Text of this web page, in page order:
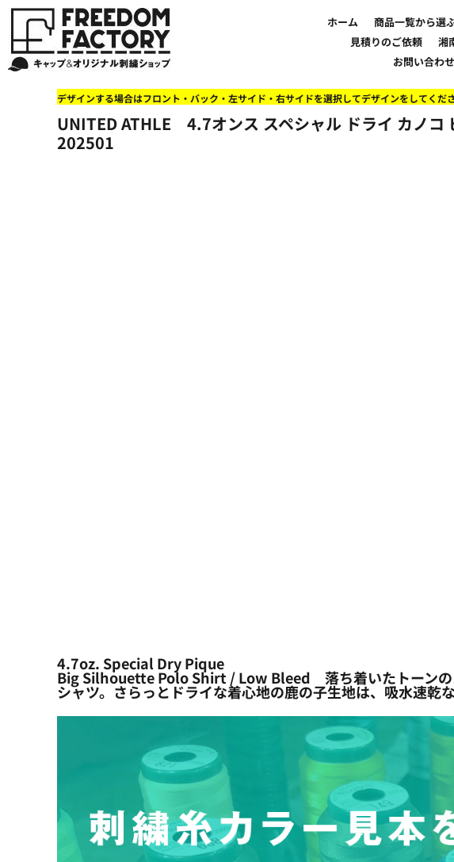
ホーム 商品一覧から選
見積りのご依頼
湘
お問い合わせ
デザインする場合はフロント・バック・左サイド・右サイドを選択してデザインをしてくだ
UNITED ATHLE 4.7オンス スペシャル ドライ カノコ
202501
4.7oz. Special Dry Pique
Big Silhouette Polo Shirt / Low Bleed 落ち着いたトーンの
シャツ。さらっとドライな着心地の鹿の子生地は、吸水速乾
ホーム
商品一覧から選ぶ
商品一覧から選ぶ
オーダー方法
オーダー方法
刺繍価格送料について
新着おすすめ商品
セール
NEW ERA BLANK CAP(ニューエラ 無地キャップ）
FLEXFIT/YUPOONG（フレックスフィット/ユーポン 無地キャップ）
その他ブランドブランク無地キャップ
イベント向け低価格商品ミニマム10個以上の発注
オリジナル刺繍をオーダー
文字でデザインする場合
お客様のデザインをアップロードする場合
ネットで購入した方で再注文したい方へ
Q&A 質問と回答参考事例
ショップにお任せの方
【帽子】刺繍価格について
【アパレル】刺繍価格について
送料について
オリジナル刺繍製作事例
オリジナル刺繍価格参考事例
バッグやTシャツにも刺繍可能
59FIFTYとは?
ユーポン/フレックスフィットとは
ユナイテッドアスレ取り扱い開始!
キャラクターワッペン販売中!
オリジナルワッペンデザインを制作いたします!
商品紹介・新着情報
刺繍・デザインの知識
刺繍ミシン・設備紹介
帽子のメンテナンス他
FREEDOM
アルファベット3D刺繍 花文字A A-Z
ワッペン
湘南
父の日
素材
法人・企業向け商品特集
イベント・販促向け商品特集
学校・部活向け商品特集